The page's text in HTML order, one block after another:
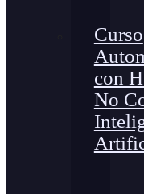
Curso
con
No